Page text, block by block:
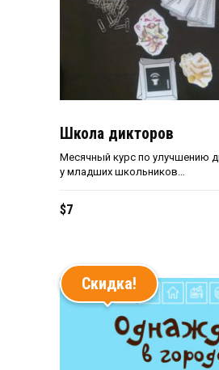
Школа дикторов
Месячный курс по улучшению
у младших школьников…
$7
Скидка!